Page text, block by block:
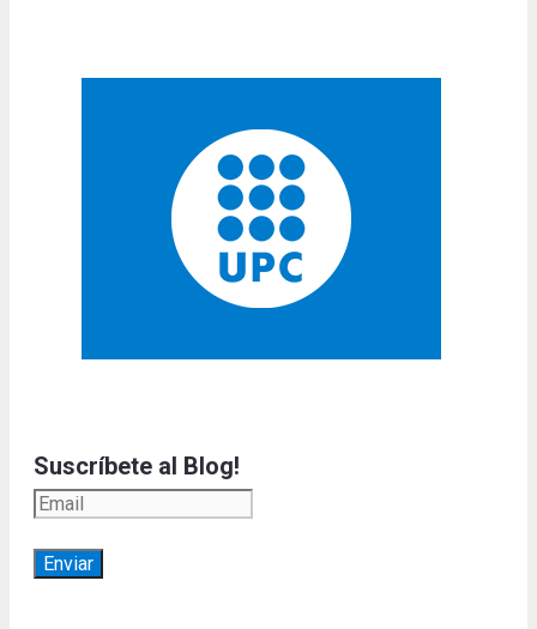
Suscríbete al Blog!